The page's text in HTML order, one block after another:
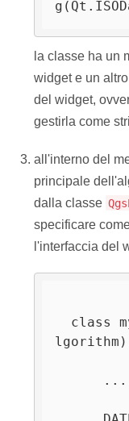
la classe ha un
widget e un
del widget,
gestirla come
all'interno del
principale
dalla classe
specificare
l'interfaccia del